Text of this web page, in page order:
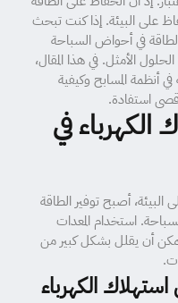
على البيئة. إذا كنت تبحث
في أحواض السباحة
الأمثل. في هذا المقال،
في أنظمة المسابح وكيفية
استفادة.
في
البيئة، أصبح توفير الطاقة
استخدام المعدات
أن يقلل بشكل كبير من
الكهرباء